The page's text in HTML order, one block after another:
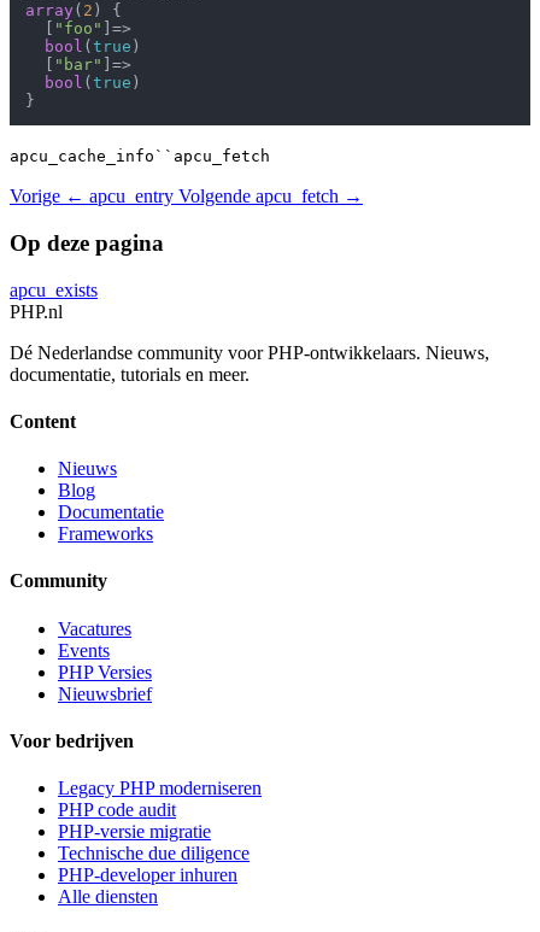
array ( 2 ) {
"foo"
]=>
bool ( true )
"bar"
]=>
bool ( true )
apcu_cache_info``apcu_fetch
Vorige ← apcu_entry Volgende apcu_fetch →
Op deze pagina
apcu_exists
PHP.nl
Dé Nederlandse community voor PHP-ontwikkelaars. Nieuws,
documentatie, tutorials en meer.
Content
Nieuws
Blog
Documentatie
Frameworks
Community
Vacatures
Events
PHP Versies
Nieuwsbrief
Voor bedrijven
Legacy PHP moderniseren
PHP code audit
PHP-versie migratie
Technische due diligence
PHP-developer inhuren
Alle diensten